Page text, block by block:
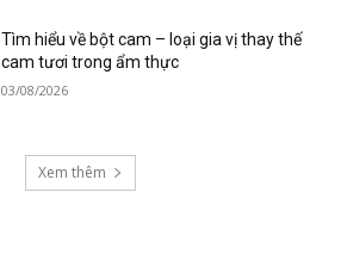
Tìm hiểu về bột cam – loại gia vị thay thế
cam tươi trong ẩm thực
03/08/2026
Xem thêm